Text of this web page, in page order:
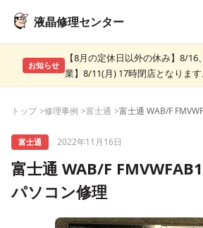
液晶修理センター
お知らせ
【8月の定休日以外の休み】8/
業】8/11(月) 17時閉店となります
トップ 修理事例 富士通
富士通 2022年11月16日
富士通 WAB/F
パソコン修理